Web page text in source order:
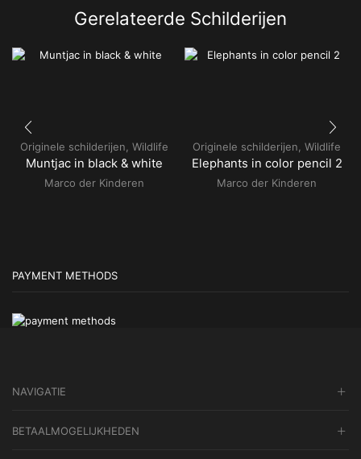
Gerelateerde Schilderijen
Originele schilderijen Wildlife
Muntjac in black & white
Marco der Kinderen
Originele schilderijen Wildlife
Elephants in color pencil 2
Marco der Kinderen
PAYMENT METHODS
NAVIGATIE
BETAALMOGELIJKHEDEN